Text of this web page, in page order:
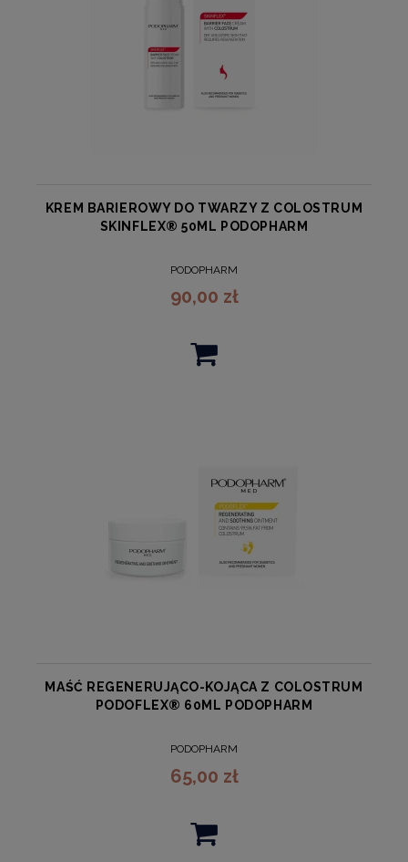
KREM BARIEROWY DO TWARZY Z COLOSTRUM
SKINFLEX® 50ML PODOPHARM
PODOPHARM
90,00 zł
MAŚĆ REGENERUJĄCO-KOJĄCA Z COLOSTRUM
PODOFLEX® 60ML PODOPHARM
PODOPHARM
65,00 zł